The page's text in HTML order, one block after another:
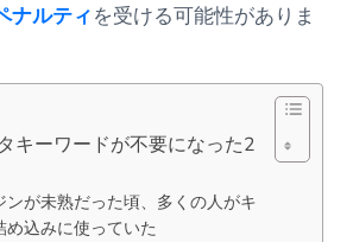
ナルティを受ける可能性がありま
キーワードが不要になった2
ンが未熟だった頃、多くの人がキ
め込みに使っていた